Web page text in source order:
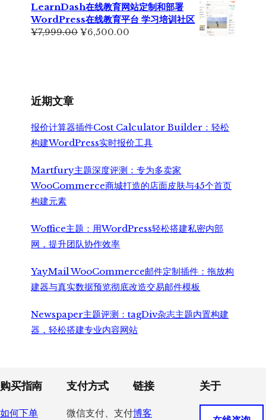
LearnDash在线教育网站定制和部署
WordPress在线教育平台 学习培训社区
¥7,999.00原
¥6,500.00
近期文章
报价计算器插件Cost Calculator Builder：轻松
构建WordPress实时报价工具
Martfury主题深度评测：专为多卖家
WooCommerce商城打造的店面皮肤与45个首页
构建元素
Woffice主题：用WordPress轻松搭建私密内部
网，提升团队协作效率
YayMail WooCommerce邮件定制插件：拖放构
建器与真实数据预览彻底改造交易邮件模板
Newspaper主题评测：tagDiv杂志主题内置构建
器，轻松搭建专业内容网站
Footer
购买指南
如何下单
支付方式
微信支付、支付
链接
博客
关于